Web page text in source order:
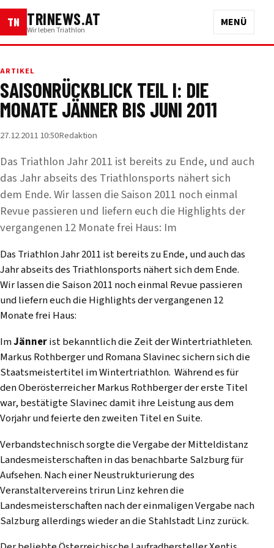
TN TRINEWS.AT
Wir leben Triathlon
MENÜ
ARTIKEL
SAISONRÜCKBLICK TEIL I: DIE
MONATE JÄNNER BIS JUNI 2011
27.12.2011 10:50Redaktion
Das Triathlon Jahr 2011 ist bereits zu Ende, und auch
das Jahr abseits des Triathlonsports nähert sich
dem Ende. Wir lassen die Saison 2011 noch einmal
Revue passieren und liefern euch die Highlights der
vergangenen 12 Monate frei Haus: Im
Das Triathlon Jahr 2011 ist bereits zu Ende, und auch das
Jahr abseits des Triathlonsports nähert sich dem Ende.
Wir lassen die Saison 2011 noch einmal Revue passieren
und liefern euch die Highlights der vergangenen 12
Monate frei Haus:
ImJännerist bekanntlich die Zeit der Wintertriathleten.
Markus Rothberger und Romana Slavinec sichern sich die
Staatsmeistertitel im Wintertriathlon. Während es für
den Oberösterreicher Markus Rothberger der erste Titel
war, bestätigte Slavinec damit ihre Leistung aus dem
Vorjahr und feierte den zweiten Titel en Suite.
Verbandstechnisch sorgte die Vergabe der Mitteldistanz
Landesmeisterschaften in das benachbarte Salzburg für
Aufsehen. Nach einer Neustrukturierung des
Veranstaltervereins trirun Linz kehren die
Landesmeisterschaften nach der einmaligen Vergabe nach
Salzburg allerdings wieder an die Stahlstadt Linz zurück.